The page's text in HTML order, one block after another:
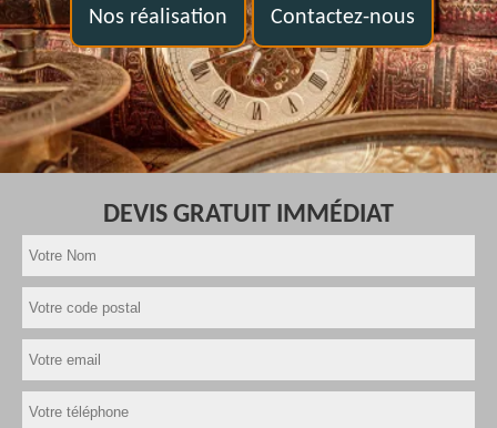
Nos réalisation Contactez-nous
DEVIS GRATUIT IMMÉDIAT